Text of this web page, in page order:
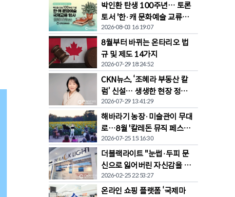
박인환 탄생 100주년… 토론
토서 '한·캐 문화예술 교류전'
열린다
2026-08-03 16:19:07
8월부터 바뀌는 온타리오 법
규 및 제도 14가지
2026-07-29 18:24:52
CKN뉴스, ‘조혜라 부동산 칼
럼’ 신설… 생생한 현장 정보
공유
2026-07-29 13:41:29
해바라기 농장·미술관이 무대
로…8월 '칼레돈 뮤직 페스티
벌' 개막
2026-07-25 15:16:30
더블랙라이트 "눈썹·두피 문
신으로 잃어버린 자신감을 되
찾다"
2026-02-25 22:53:27
온라인 쇼핑 플랫폼 ‘국제마